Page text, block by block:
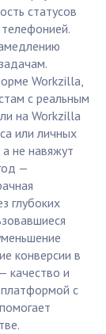
статусов
Workzilla,
с реальным
на Workzilla
или личных
не навяжут
—
глубоких
конверсии в
качество и
с